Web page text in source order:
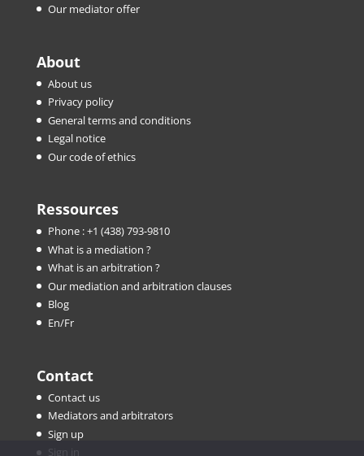
Our mediator offer
About
About us
Privacy policy
General terms and conditions
Legal notice
Our code of ethics
Ressources
Phone : +1 (438) 793-9810
What is a mediation ?
What is an arbitration ?
Our mediation and arbitration clauses
Blog
En/Fr
Contact
Contact us
Mediators and arbitrators
Sign up
Sign in